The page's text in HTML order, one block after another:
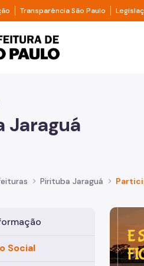
Divisor de acesso à informação
Transparência São Paulo Divisor
de São
Jaraguá
Pirituba Jaraguá
Social